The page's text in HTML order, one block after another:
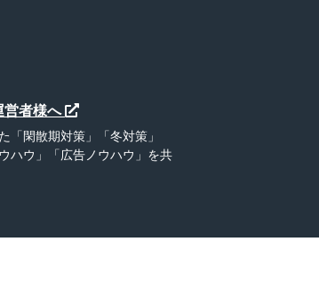
営者様へ
「閑散期対策」「冬対策」
ハウ」「広告ノウハウ」を共